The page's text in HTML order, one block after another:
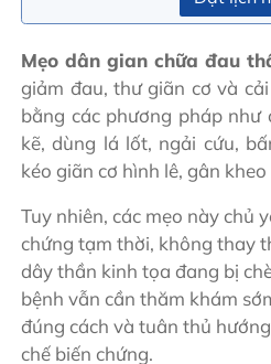
Mẹo dân gian chữa đau
giảm đau, thư giãn cơ và
bằng các phương pháp như
kẽ, dùng lá lốt, ngải cứu,
kéo giãn cơ hình lê, gân
Tuy nhiên, các mẹo này chủ
chứng tạm thời, không thay
dây thần kinh tọa đang bị
bệnh vẫn cần thăm khám
đúng cách và tuân thủ
chế biến chứng.